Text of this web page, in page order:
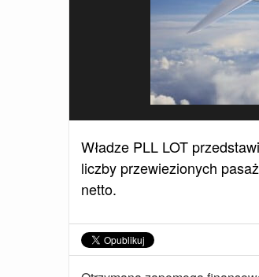
Władze PLL LOT
liczby przewiezionych
netto.